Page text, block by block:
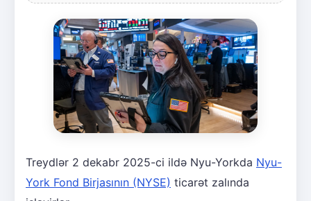
Treydlər 2 dekabr 2025-ci ildə Nyu-Yorkda Nyu-
York Fond Birjasının (NYSE) ticarət zalında